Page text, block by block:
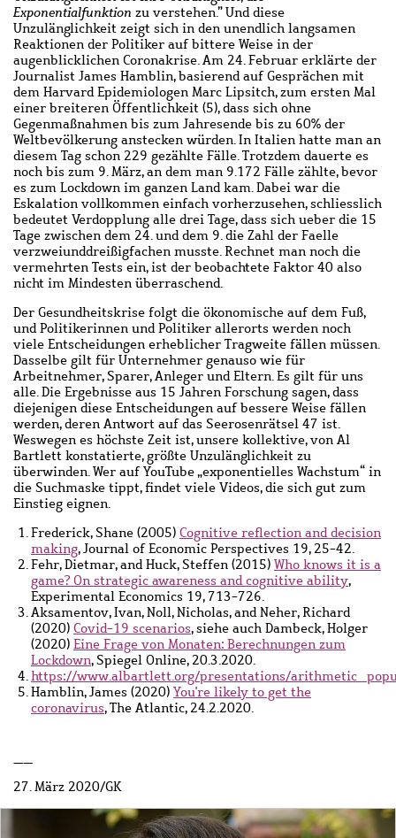
Exponentialfunktion zu verstehen.” Und diese
Unzulänglichkeit zeigt sich in den unendlich langsamen
Reaktionen der Politiker auf bittere Weise in der
augenblicklichen Coronakrise. Am 24. Februar erklärte der
Journalist James Hamblin, basierend auf Gesprächen mit
dem Harvard Epidemiologen Marc Lipsitch, zum ersten Mal
einer breiteren Öffentlichkeit (5), dass sich ohne
Gegenmaßnahmen bis zum Jahresende bis zu 60% der
Weltbevölkerung anstecken würden. In Italien hatte man an
diesem Tag schon 229 gezählte Fälle. Trotzdem dauerte es
noch bis zum 9. März, an dem man 9.172 Fälle zählte, bevor
es zum Lockdown im ganzen Land kam. Dabei war die
Eskalation vollkommen einfach vorherzusehen, schliesslich
bedeutet Verdopplung alle drei Tage, dass sich ueber die 15
Tage zwischen dem 24. und dem 9. die Zahl der Faelle
verzweiunddreißigfachen musste. Rechnet man noch die
vermehrten Tests ein, ist der beobachtete Faktor 40 also
nicht im Mindesten überraschend.
Der Gesundheitskrise folgt die ökonomische auf dem Fuß,
und Politikerinnen und Politiker allerorts werden noch
viele Entscheidungen erheblicher Tragweite fällen müssen.
Dasselbe gilt für Unternehmer genauso wie für
Arbeitnehmer, Sparer, Anleger und Eltern. Es gilt für uns
alle. Die Ergebnisse aus 15 Jahren Forschung sagen, dass
diejenigen diese Entscheidungen auf bessere Weise fällen
werden, deren Antwort auf das Seerosenrätsel 47 ist.
Weswegen es höchste Zeit ist, unsere kollektive, von Al
Bartlett konstatierte, größte Unzulänglichkeit zu
überwinden. Wer auf YouTube „exponentielles Wachstum“ in
die Suchmaske tippt, findet viele Videos, die sich gut zum
Einstieg eignen.
Frederick, Shane (2005) Cognitive reflection and decision
making, Journal of Economic Perspectives 19, 25-42.
Fehr, Dietmar, and Huck, Steffen (2015) Who knows it is a
game? On strategic awareness and cognitive ability,
Experimental Economics 19, 713-726.
Aksamentov, Ivan, Noll, Nicholas, and Neher, Richard
(2020) Covid-19 scenarios, siehe auch Dambeck, Holger
(2020) Eine Frage von Monaten: Berechnungen zum
Lockdown, Spiegel Online, 20.3.2020.
https://www.albartlett.org/presentations/
Hamblin, James (2020) You're likely to get the
coronavirus, The Atlantic, 24.2.2020.
27. März 2020/GK
Bild